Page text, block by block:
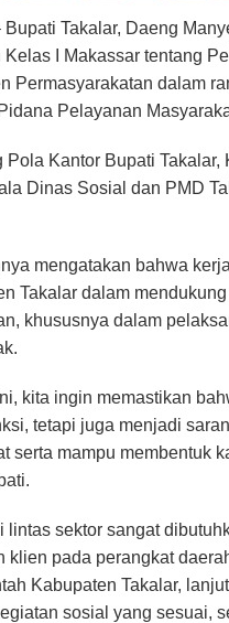
Bupati Takalar, Daeng
I Makassar tentang
Permasyarakatan dalam
Pelayanan
Kantor Bupati
Dinas Sosial dan PMD
mengatakan bahwa
Takalar dalam
khususnya dalam
kita ingin memastikan
tetapi juga menjadi
serta mampu membentuk
lintas sektor sangat
klien pada perangkat
Kabupaten Takalar,
sosial yang sesuai,